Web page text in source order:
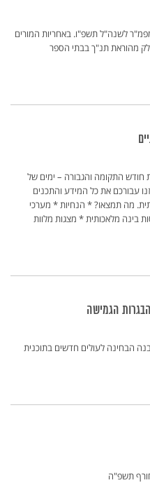
לשנה"ל תשפ"ו. באחריות המורים
מהוראת תנ"ך בבתי הספר
חודש התקומה והגבורה – ימים של
עבורכם את כל המידע והתכנים
מה תמצאו? * הנחיות * מערכי
בינה מלאכותית * מצגות מלוות
הגמישה
הבחינה לעולים חדשים בתוכנית
תשפ"ה